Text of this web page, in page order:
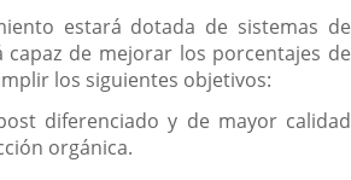
estará dotada de sistemas de
capaz de mejorar los porcentajes de
los siguientes objetivos:
diferenciado y de mayor calidad
orgánica.